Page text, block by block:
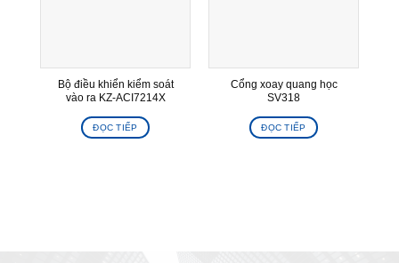
Bộ điều khiển kiểm soát
vào ra KZ-ACI7214X
ĐỌC TIẾP
Cổng xoay quang học
SV318
ĐỌC TIẾP